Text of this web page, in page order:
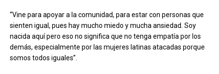
“Vine para apoyar a la comunidad, para estar con personas que
sienten igual, pues hay mucho miedo y mucha ansiedad. Soy
nacida aquí pero eso no significa que no tenga empatía por los
demás, especialmente por las mujeres latinas atacadas porque
somos todos iguales”.